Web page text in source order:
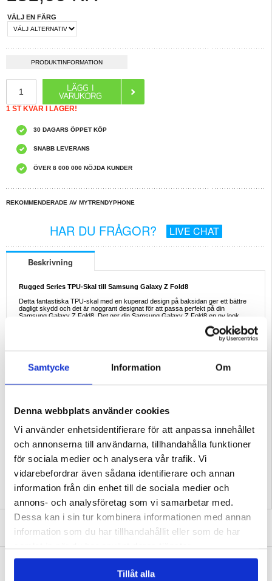
Samtycke Information Om
Denna webbplats använder cookies
Vi använder enhetsidentifierare för att anpassa innehållet
och annonserna till användarna, tillhandahålla funktioner
för sociala medier och analysera vår trafik. Vi
vidarebefordrar även sådana identifierare och annan
information från din enhet till de sociala medier och
annons- och analysföretag som vi samarbetar med.
Dessa kan i sin tur kombinera informationen med annan
information som du har tillhandahållit eller som de har
Tillåt alla
VÄLJ EN FÄRG
PRODUKTINFORMATION
1 ST KVAR I LAGER!
30 DAGARS ÖPPET KÖP
SNABB LEVERANS
ÖVER 8 000 000 NÖJDA KUNDER
REKOMMENDERADE AV MYTRENDYPHONE
HAR DU FRÅGOR? LIVE CHAT
Beskrivning
Rugged Series TPU-Skal till Samsung Galaxy Z Fold8
Detta fantastiska TPU-skal med en kuperad design på baksidan ger ett bättre
dagligt skydd och det är noggrant designat för att passa perfekt på din
Samsung Galaxy Z Fold8. Det ger din Samsung Galaxy Z Fold8 en ny look
- Bättre skydd till kameran och displayen tack vare skalets upphöjda kanter
- Ger full åtkomst till alla knappar och portar på din Samsung Galaxy Z Fold8
Bulk
EAN: 5714122652362
Relaterade kategorier:Mobiltillbehör,Samsung Skal & Tillbehör,Samsung
Galaxy Z Fold8 Skal & Tillbehör
SKRIV EN RECENSION
Honor Play10 5G Skärmskydd av härdat glas
OnePlus Turbo 6X Skärmskydd av härdat glas